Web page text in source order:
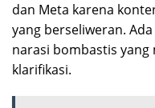
dan Meta karena
yang berseliweran.
narasi bombastis
klarifikasi.